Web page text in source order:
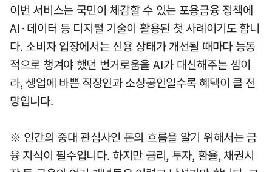
이번 서비스는 국민이 체감할 수 있는 포용금융 정책에
AI·데이터 등 디지털 기술이 활용된 첫 사례이기도 합니
다. 소비자 입장에서는 신용 상태가 개선될 때마다 능동
적으로 챙겨야 했던 번거로움을 AI가 대신해주는 셈이
라, 생업에 바쁜 직장인과 소상공인일수록 혜택이 클 전
망입니다.
※ 인간의 중대 관심사인 돈의 흐름을 알기 위해서는 금
융 지식이 필수입니다. 하지만 금리, 투자, 환율, 채권시